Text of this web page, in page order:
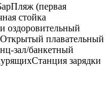
Пляж (первая
стойка
оздоровительный
Открытый плавательный
зал/банкетный
Cтанция зарядки